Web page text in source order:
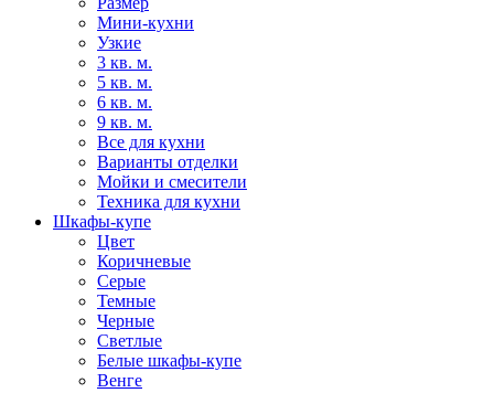
Мини-кухни
Узкие
3 кв. м.
5 кв. м.
6 кв. м.
9 кв. м.
Все для кухни
Варианты отделки
Мойки и смесители
Техника для кухни
Шкафы-купе
Цвет
Коричневые
Серые
Темные
Черные
Светлые
Белые шкафы-купе
Венге